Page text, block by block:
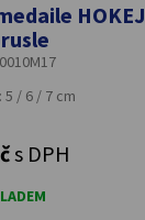
HOKEJ
5 / 6 / 7 cm
s DPH